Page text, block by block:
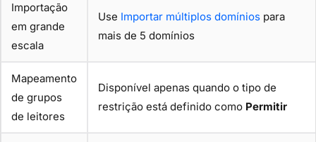
Importação
em grande
escala
Use Importar múltiplos domínios para
mais de 5 domínios
Mapeamento
de grupos
de leitores
Disponível apenas quando o tipo de
restrição está definido como Permitir